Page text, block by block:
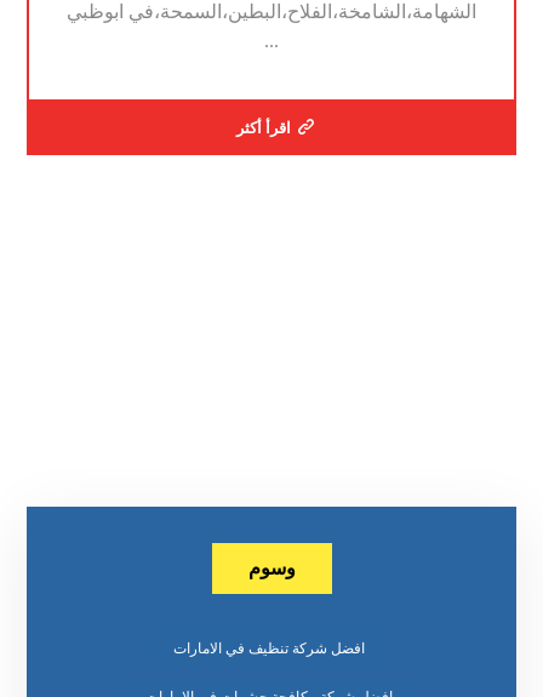
الشهامة،الشامخة،الفلاح،البطين،السمحة،في ابوظبي
...
اقرأ أكثر
وسوم
افضل شركة تنظيف في الامارات